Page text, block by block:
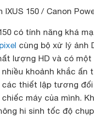
IXUS 150 / Canon
có tính năng khá
cùng bộ xử lý ảnh
lượng HD và có
khoảnh khắc ấn
các thiết lập tương
máy của mình.
hi sinh tốc độ